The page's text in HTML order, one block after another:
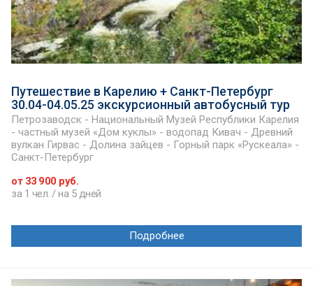
Путешествие в Карелию + Санкт-Петербург
30.04-04.05.25 экскурсионный автобусный тур
Петрозаводск - Национальный Музей Республики Карелия
- частный музей «Дом куклы» - водопад Кивач - Древний
вулкан Гирвас - Долина зайцев - Горный парк «Рускеала» -
Санкт-Петербург
от 33 900 руб.
за 1 чел. / на 5 дней
Подробнее